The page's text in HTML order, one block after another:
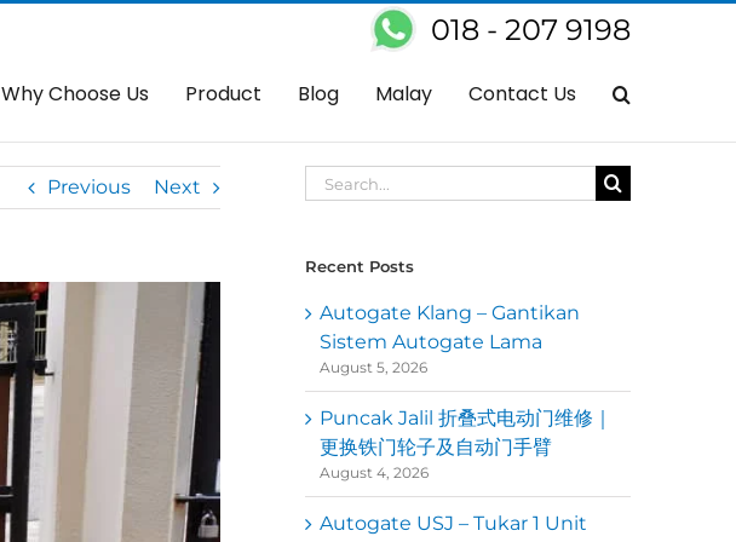
018 - 207 9198
Why Choose Us Product Blog Malay Contact Us
Need Old Underground Auto Gate Replacement?
Previous Next
Search
for:
Recent Posts
Autogate Klang – Gantikan
Sistem Autogate Lama
August 5, 2026
Puncak Jalil 折叠式电动门维修｜
更换铁门轮子及自动门手臂
August 4, 2026
Autogate USJ – Tukar 1 Unit